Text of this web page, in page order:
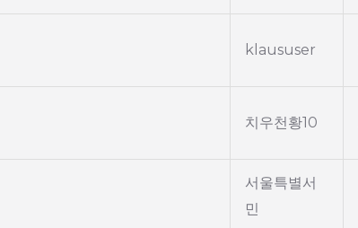
klaususer
치우천황10
서울특별서
민